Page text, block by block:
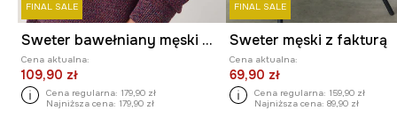
FINAL SALE
Sweter bawełniany męski melanżowy
Cena aktualna:
109,90 zł
Cena regularna: 179,90 zł
Najniższa cena: 179,90 zł
FINAL SALE
Sweter męski z fakturą
Cena aktualna:
69,90 zł
Cena regularna: 159,90 zł
Najniższa cena: 89,90 zł